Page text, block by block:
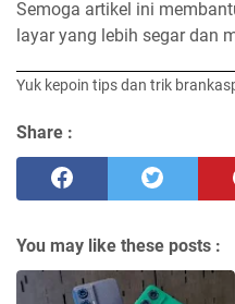
Semoga artikel ini
layar yang lebih segar dan
Yuk kepoin tips dan trik
Share :
You may like these posts :